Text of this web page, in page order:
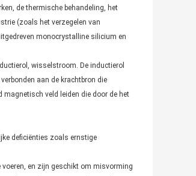
de thermische behandeling, het
(zoals het verzegelen van
monocrystalline silicium en
wisselstroom. De inductierol
aan de krachtbron die
veld leiden die door de het
deficiënties zoals ernstige
en zijn geschikt om misvorming